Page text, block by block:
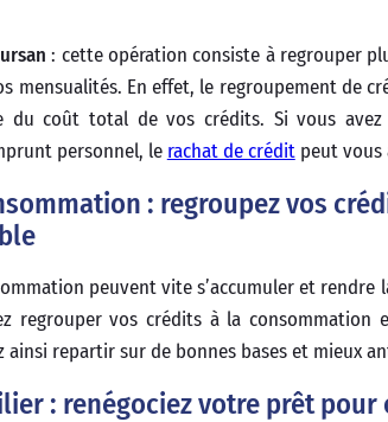
: cette opération consiste à regrouper
mensualités. En effet, le regroupement de
du coût total de vos crédits. Si vous
personnel, le rachat de créditpeut vous
: regroupez vos
peuvent vite s’accumuler et
regrouper vos crédits à la
ainsi repartir sur de bonnes bases et mieux
: renégociez votre prêt